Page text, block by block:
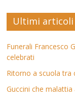
Ultimi articoli
Funerali Francesco
celebrati
Ritorno a scuola
Guccini che